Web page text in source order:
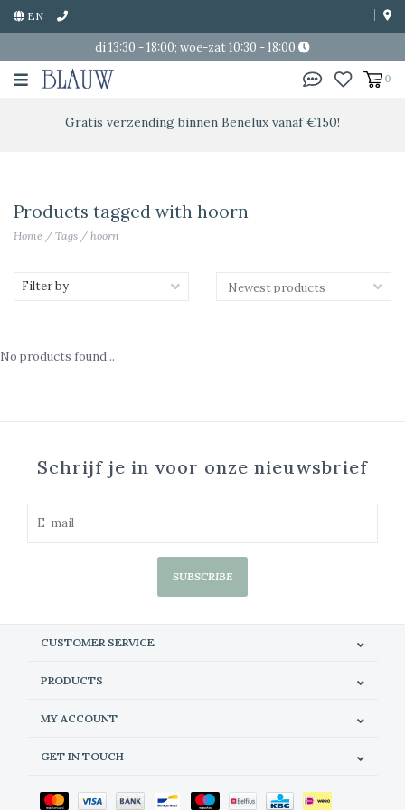
EN
di 13:30 - 18:00; woe-zat 10:30 - 18:00
0
Gratis verzending binnen Benelux vanaf €150!
Products tagged with hoorn
Home / Tags / hoorn
Filter by
No products found...
Schrijf je in voor onze nieuwsbrief
SUBSCRIBE
CUSTOMER SERVICE
PRODUCTS
MY ACCOUNT
GET IN TOUCH